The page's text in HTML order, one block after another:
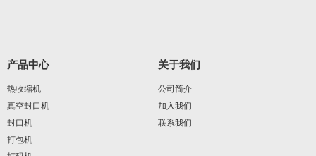
产品中心
热收缩机
真空封口机
封口机
打包机
关于我们
公司简介
加入我们
联系我们